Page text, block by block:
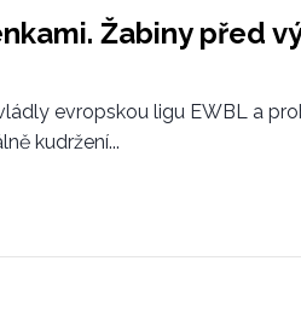
Žabiny před
evropskou ligu EWBL a
kudržení...